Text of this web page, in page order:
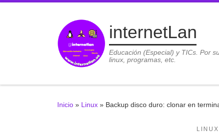
internetLan
Educación (Especial) y TICs. Por
linux, programas, etc.
Inicio » Linux » Backup disco duro: clonar en
LINUX